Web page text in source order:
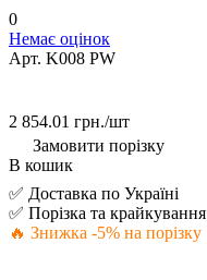
0
Немає оцінок
Арт. K008 PW
2 854.01 грн./шт
Замовити порізку
В кошик
✅ Доставка по Україні
✅ Порізка та крайкування
🔥 Знижка -5% на порізку